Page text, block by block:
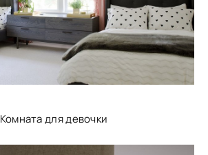
Комната для девочки